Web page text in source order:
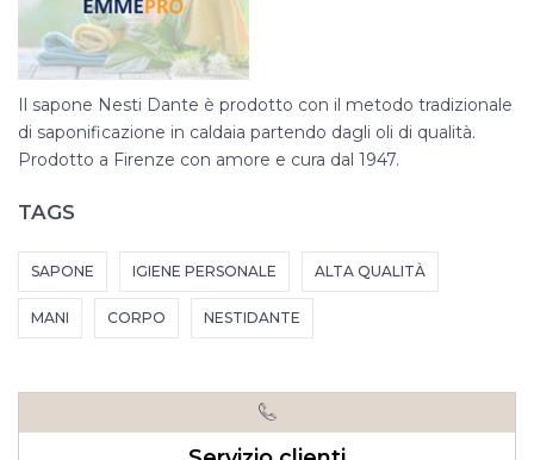
Il sapone Nesti Dante è prodotto con il metodo tradizionale
di saponificazione in caldaia partendo dagli oli di qualità.
Prodotto a Firenze con amore e cura dal 1947.
TAGS
SAPONE IGIENE PERSONALE ALTA QUALITÀ
MANI CORPO NESTIDANTE